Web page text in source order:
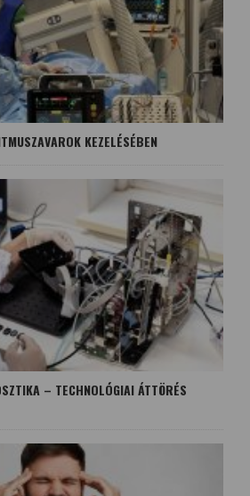
KEZELÉSÉBEN
– TECHNOLÓGIAI ÁTTÖRÉS